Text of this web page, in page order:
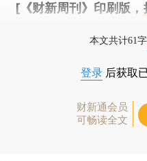
[《财新周刊》印刷版，
本文共计61
登录 后获取
财新通会员
可畅读全文